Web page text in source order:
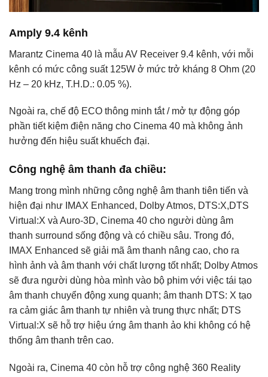
Amply 9.4 kênh
Marantz Cinema 40 là mẫu AV Receiver 9.4 kênh, với mỗi
kênh có mức công suất 125W ở mức trở kháng 8 Ohm (20
Hz – 20 kHz, T.H.D.: 0.05 %).
Ngoài ra, chế độ ECO thông minh tắt / mở tự động góp
phần tiết kiệm điện năng cho Cinema 40 mà không ảnh
hưởng đến hiệu suất khuếch đại.
Công nghệ âm thanh đa chiều:
Mang trong mình những công nghệ âm thanh tiên tiến và
hiện đại như IMAX Enhanced, Dolby Atmos, DTS:X,DTS
Virtual:X và Auro-3D, Cinema 40 cho người dùng âm
thanh surround sống động và có chiều sâu. Trong đó,
IMAX Enhanced sẽ giải mã âm thanh nâng cao, cho ra
hình ảnh và âm thanh với chất lượng tốt nhất; Dolby Atmos
sẽ đưa người dùng hòa mình vào bộ phim với việc tái tạo
âm thanh chuyển động xung quanh; âm thanh DTS: X tạo
ra cảm giác âm thanh tự nhiên và trung thực nhất; DTS
Virtual:X sẽ hỗ trợ hiệu ứng âm thanh ảo khi không có hệ
thống âm thanh trên cao.
Ngoài ra, Cinema 40 còn hỗ trợ công nghệ 360 Reality